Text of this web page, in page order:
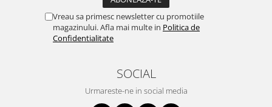
Vreau sa primesc newsletter cu promotiile
magazinului. Afla mai multe in Politica de
Confidentialitate
SOCIAL
Urmareste-ne in social media